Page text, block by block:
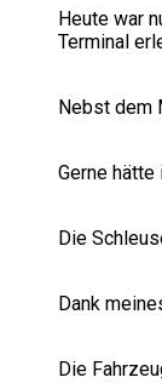
Heute war
Terminal
Nebst dem
Gerne
Die
Dank
Die